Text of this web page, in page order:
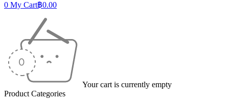
0 My Cart฿0.00
Your cart is currently empty
Product Categories